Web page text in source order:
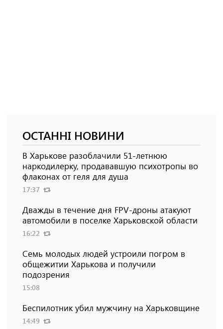
ОСТАННІ НОВИНИ
В Харькове разоблачили 51-летнюю
наркодилерку, продававшую психотропы во
флаконах от геля для душа
17:37
Дважды в течение дня FPV-дроны атакуют
автомобили в поселке Харьковской области
16:22
Семь молодых людей устроили погром в
общежитии Харькова и получили
подозрения
15:08
Беспилотник убил мужчину на Харьковщине
14:49